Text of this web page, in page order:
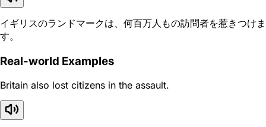
イギリスのランドマークは、何百万人もの訪問者を惹きつけま
す。
Real-world Examples
Britain also lost citizens in the assault.